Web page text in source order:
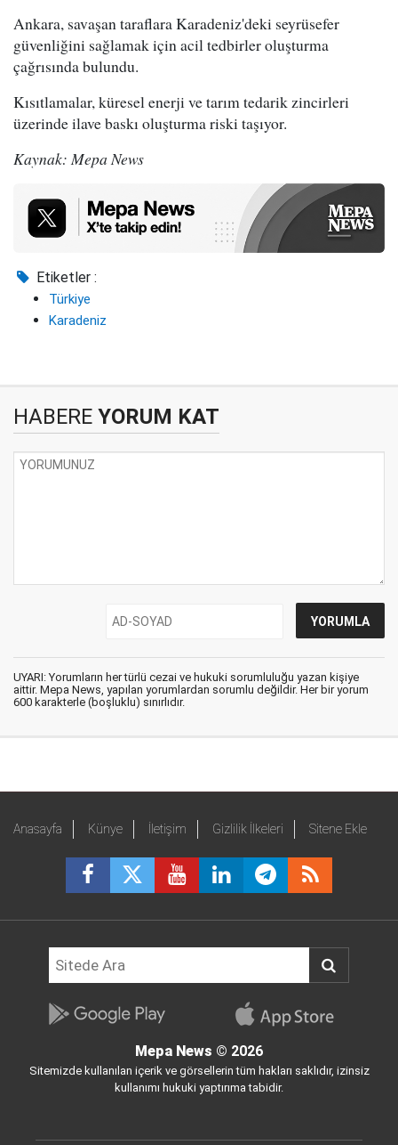
Ankara, savaşan taraflara Karadeniz'deki seyrüsefer
güvenliğini sağlamak için acil tedbirler oluşturma
çağrısında bulundu.
Kısıtlamalar, küresel enerji ve tarım tedarik zincirleri
üzerinde ilave baskı oluşturma riski taşıyor.
Kaynak: Mepa News
Etiketler :
Türkiye
Karadeniz
HABERE YORUM KAT
UYARI: Yorumların her türlü cezai ve hukuki sorumluluğu yazan kişiye
aittir. Mepa News, yapılan yorumlardan sorumlu değildir. Her bir yorum
600 karakterle (boşluklu) sınırlıdır.
Anasayfa Künye İletişim Gizlilik İlkeleri Sitene Ekle
Mepa News © 2026
Sitemizde kullanılan içerik ve görsellerin tüm hakları saklıdır, izinsiz
kullanımı hukuki yaptırıma tabidir.